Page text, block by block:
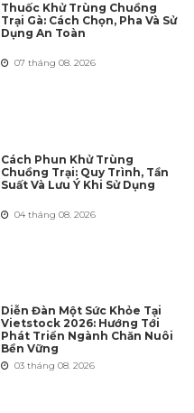
Thuốc Khử Trùng Chuồng
Trại Gà: Cách Chọn, Pha Và Sử
Dụng An Toàn
07 tháng 08. 2026
Cách Phun Khử Trùng
Chuồng Trại: Quy Trình, Tần
Suất Và Lưu Ý Khi Sử Dụng
04 tháng 08. 2026
Diễn Đàn Một Sức Khỏe Tại
Vietstock 2026: Hướng Tới
Phát Triển Ngành Chăn Nuôi
Bền Vững
03 tháng 08. 2026